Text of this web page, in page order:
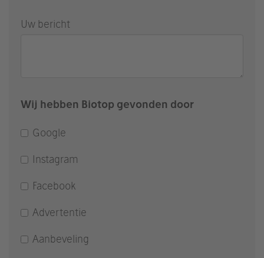
Uw bericht
Wij hebben Biotop gevonden door
Google
Instagram
Facebook
Advertentie
Aanbeveling